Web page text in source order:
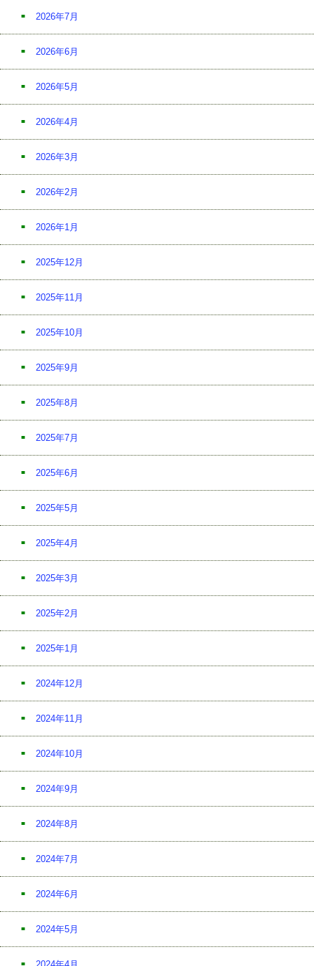
2026年7月
2026年6月
2026年5月
2026年4月
2026年3月
2026年2月
2026年1月
2025年12月
2025年11月
2025年10月
2025年9月
2025年8月
2025年7月
2025年6月
2025年5月
2025年4月
2025年3月
2025年2月
2025年1月
2024年12月
2024年11月
2024年10月
2024年9月
2024年8月
2024年7月
2024年6月
2024年5月